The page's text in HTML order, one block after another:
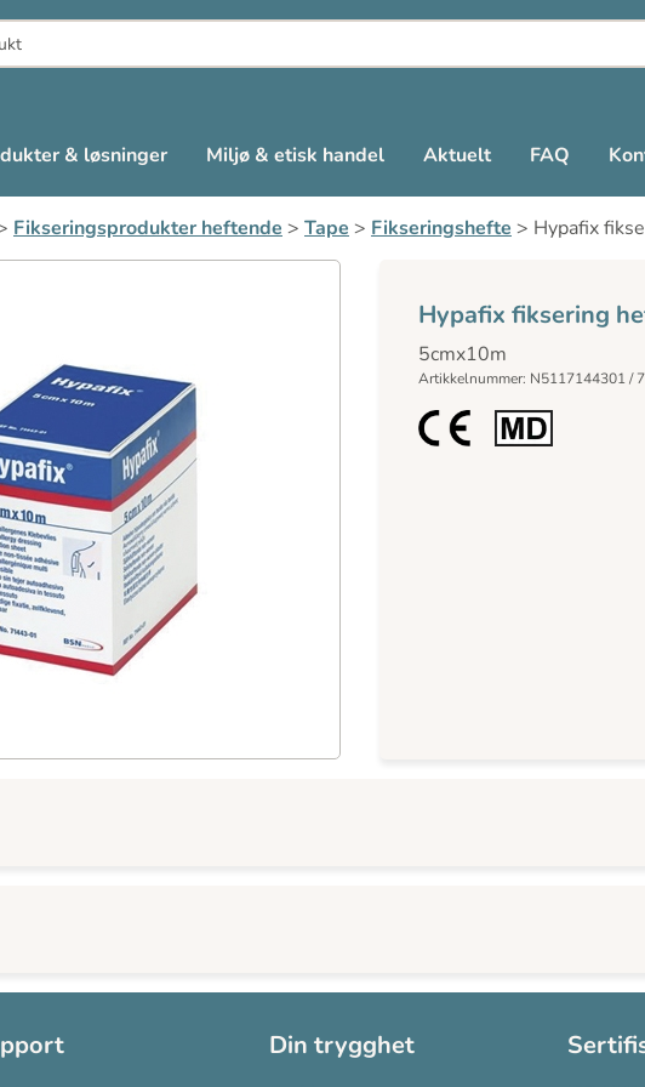
& løsninger Miljø & etisk handel Aktuelt FAQ
Fikseringsprodukter heftende > Tape > Fikseringshefte > Hypafix
Hypafix fiksering
5cmx10m
Artikkelnummer: N5117144301 /
Din trygghet